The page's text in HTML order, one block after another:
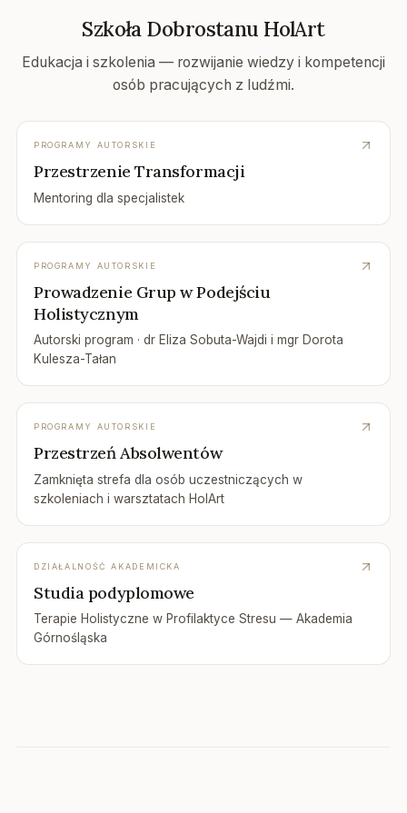
Szkoła Dobrostanu HolArt
Edukacja i szkolenia — rozwijanie wiedzy i kompetencji
osób pracujących z ludźmi.
PROGRAMY AUTORSKIE
Przestrzenie Transformacji
Mentoring dla specjalistek
PROGRAMY AUTORSKIE
Prowadzenie Grup w Podejściu
Holistycznym
Autorski program · dr Eliza Sobuta-Wajdi i mgr Dorota
Kulesza-Tałan
PROGRAMY AUTORSKIE
Przestrzeń Absolwentów
Zamknięta strefa dla osób uczestniczących w
szkoleniach i warsztatach HolArt
DZIAŁALNOŚĆ AKADEMICKA
Studia podyplomowe
Terapie Holistyczne w Profilaktyce Stresu — Akademia
Górnośląska